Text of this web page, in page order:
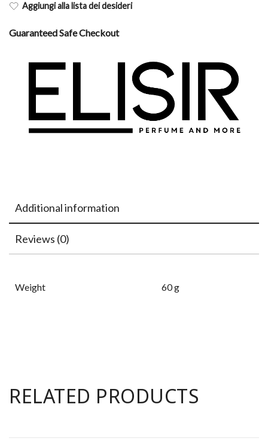
Aggiungi alla lista dei desideri
Guaranteed Safe Checkout
Additional information
Reviews (0)
Weight 60 g
RELATED PRODUCTS